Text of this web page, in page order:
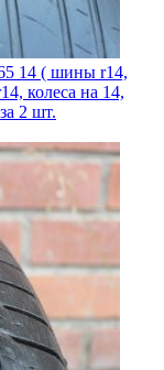
14 ( шины r14,
колеса на 14,
2 шт.